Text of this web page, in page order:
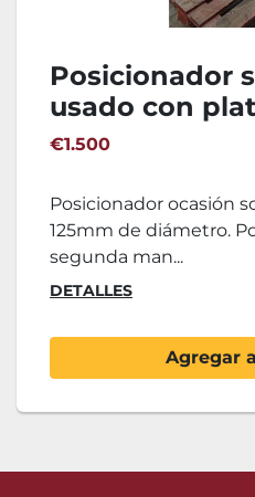
Posicionador
usado con
€1.500
Posicionador ocasión
125mm de diámetro.
segunda man...
DETALLES
Agregar